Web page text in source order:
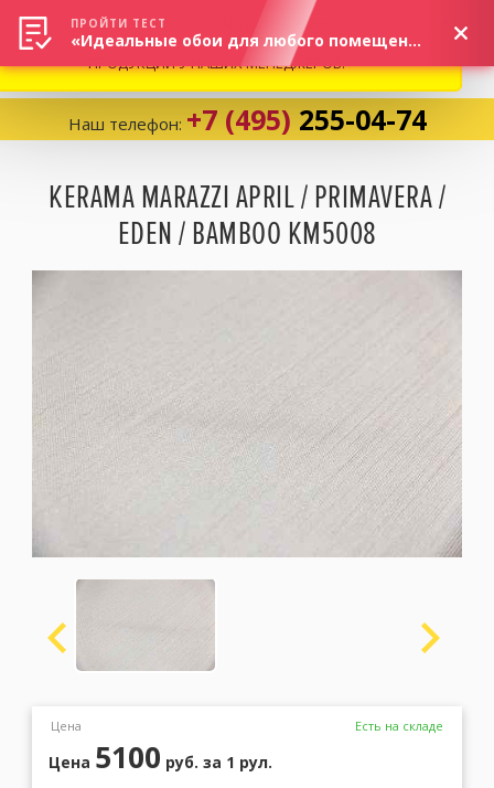
Корзина:0
Избранное:0 товаров
Компания
Личный кабинет
Москва (сменить город)
Наш телефон: +7 (495) 255-04-74
KERAMA MARAZZI APRIL / PRIMAVERA /
EDEN / BAMBOO KM5008
Цена Есть на складе
Цена 5100 руб. за 1 рул.
ВНИМАНИЕ! В СВЯЗИ С СИТУАЦИЕЙ НА РЫНКЕ, ПРОСИМ
УТОЧНЯТЬ АКТУАЛЬНУЮ СТОИМОСТЬ И НАЛИЧИЕ
ПРОДУКЦИИ У НАШИХ МЕНЕДЖЕРОВ.
ПРОЙТИ ТЕСТ
«Идеальные обои для любого помещения!»